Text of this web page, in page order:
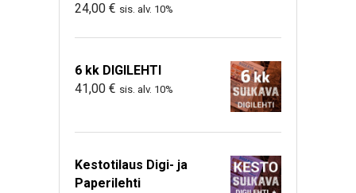
24,00 € sis. alv. 10%
6 kk DIGILEHTI
41,00 € sis. alv. 10%
Kestotilaus Digi- ja
Paperilehti